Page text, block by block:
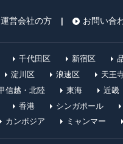
めに株式会社ビズブリッジが
場合
するサイトを訪問したユーザー
報等は、当該第三者のプライバ
に設けられたオプトアウトペー
営会社の方 お問い合
千代田区 新宿区
淀川区 浪速区 天王
信越・北陸 東海 近畿
香港 シンガポール
カンボジア ミャンマー